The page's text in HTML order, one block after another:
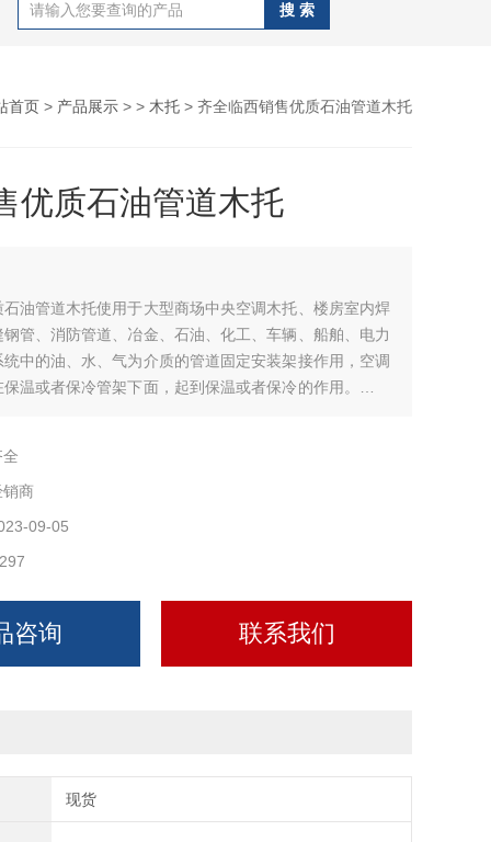
首页 > 产品展示 > > 木托 > 齐全临西销售优质石油管道木托
优质石油管道木托
油管道木托使用于大型商场中央空调木托、楼房室内焊
管、消防管道、冶金、石油、化工、车辆、船舶、电力
中的油、水、气为介质的管道固定安装架接作用，空调
温或者保冷管架下面，起到保温或者保冷的作用。保温
销商
09-05
咨询 联系我们
现货